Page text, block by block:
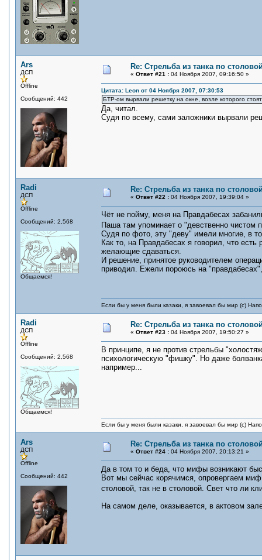
Ars
ДСП
Offline
Сообщений: 442
Re: Стрельба из танка по
« Ответ #21 : 04 Ноября 2007, 09:16:50 »
Цитата: Leon от 04 Ноября 2007, 07:30:53
БТР-ом вырвали решетку на окне, возле которого
Да, читал.
Судя по всему, сами заложники вырвали
Radi
ДСП
Offline
Сообщений: 2,568
Общаемся!
Re: Стрельба из танка по
« Ответ #22 : 04 Ноября 2007, 19:39:04 »
Чёт не пойму, меня на Правдабесах
Паша там упоминает о "девственно чистом
Судя по фото, эту "деву" имели многие, в
Как то, на Правдабесах я говорил, что
желающие сдаваться.
И решение, принятое руководителем
приводил. Ежели пороюсь на
Если бы у меня были казаки, я завоевал бы мир (с)
Radi
ДСП
Offline
Сообщений: 2,568
Общаемся!
Re: Стрельба из танка по
« Ответ #23 : 04 Ноября 2007, 19:50:27 »
В принципе, я не против стрельбы
психологическую "фишку". Но даже
например...
Если бы у меня были казаки, я завоевал бы мир (с)
Ars
ДСП
Offline
Сообщений: 442
Re: Стрельба из танка по
« Ответ #24 : 04 Ноября 2007, 20:13:21 »
Да в том то и беда, что мифы возникают
Вот мы сейчас корячимся, опровергаем
столовой, так не в столовой. Свет что ли
На самом деле, оказывается, в актовом